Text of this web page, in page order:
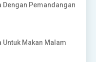
Dengan Pemandangan
Makan Malam